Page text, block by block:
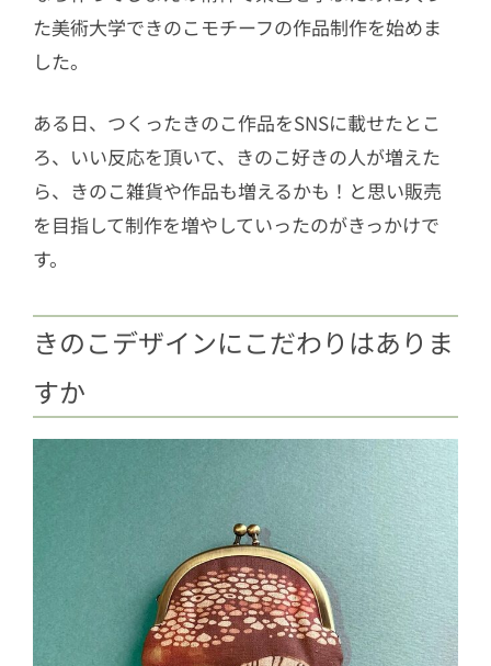
た美術大学できのこモチーフの作品制作を始めま
した。
ある日、つくったきのこ作品をSNSに載せたとこ
ろ、いい反応を頂いて、きのこ好きの人が増えた
ら、きのこ雑貨や作品も増えるかも！と思い販売
を目指して制作を増やしていったのがきっかけで
す。
きのこデザインにこだわりはありま
すか